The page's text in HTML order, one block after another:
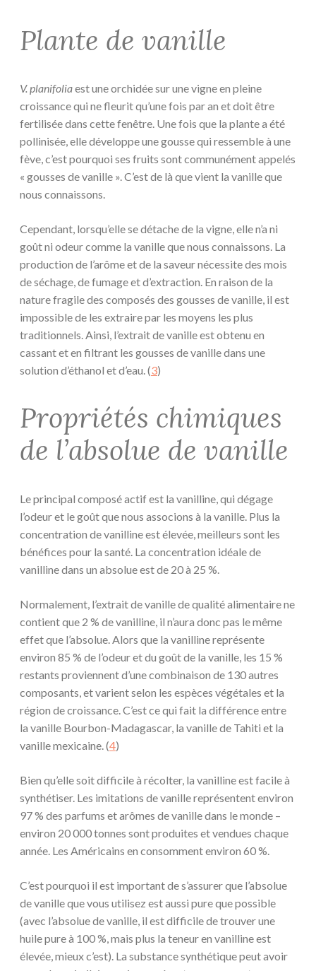
Plante de vanille
V. planifoliaest une orchidée sur une vigne en pleine
croissance qui ne fleurit qu’une fois par an et doit être
fertilisée dans cette fenêtre. Une fois que la plante a été
pollinisée, elle développe une gousse qui ressemble à une
fève, c’est pourquoi ses fruits sont communément appelés
« gousses de vanille ». C’est de là que vient la vanille que
nous connaissons.
Cependant, lorsqu’elle se détache de la vigne, elle n’a ni
goût ni odeur comme la vanille que nous connaissons. La
production de l’arôme et de la saveur nécessite des mois
de séchage, de fumage et d’extraction. En raison de la
nature fragile des composés des gousses de vanille, il est
impossible de les extraire par les moyens les plus
traditionnels. Ainsi, l’extrait de vanille est obtenu en
cassant et en filtrant les gousses de vanille dans une
solution d’éthanol et d’eau. (3)
Propriétés chimiques
de l’absolue de vanille
Le principal composé actif est la vanilline, qui dégage
l’odeur et le goût que nous associons à la vanille. Plus la
concentration de vanilline est élevée, meilleurs sont les
bénéfices pour la santé. La concentration idéale de
vanilline dans un absolue est de 20 à 25 %.
Normalement, l’extrait de vanille de qualité alimentaire ne
contient que 2 % de vanilline, il n’aura donc pas le même
effet que l’absolue. Alors que la vanilline représente
environ 85 % de l’odeur et du goût de la vanille, les 15 %
restants proviennent d’une combinaison de 130 autres
composants, et varient selon les espèces végétales et la
région de croissance. C’est ce qui fait la différence entre
la vanille Bourbon-Madagascar, la vanille de Tahiti et la
vanille mexicaine. (4)
Bien qu’elle soit difficile à récolter, la vanilline est facile à
synthétiser. Les imitations de vanille représentent environ
97 % des parfums et arômes de vanille dans le monde –
environ 20 000 tonnes sont produites et vendues chaque
année. Les Américains en consomment environ 60 %.
C’est pourquoi il est important de s’assurer que l’absolue
de vanille que vous utilisez est aussi pure que possible
(avec l’absolue de vanille, il est difficile de trouver une
huile pure à 100 %, mais plus la teneur en vanilline est
élevée, mieux c’est). La substance synthétique peut avoir